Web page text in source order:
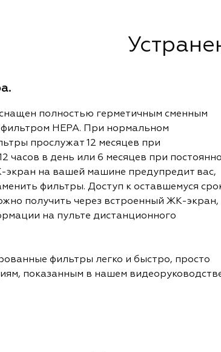
полностью герметичным сменным
HEPA. При нормальном
прослужат 12 месяцев при
часов в день или 6 месяцев при
экран на вашей машине предупредит вас,
фильтры. Доступ к оставшемуся
получить через встроенный ЖК-экран,
на пульте дистанционного
фильтры легко и быстро, просто
показанным в нашем